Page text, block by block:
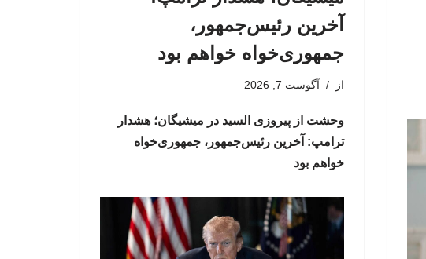
آخرین رئیس‌جمهور،
جمهوری‌خواه خواهم بود
از آگوست 7, 2026
وحشت از پیروزی السید در میشیگان؛ هشدار
ترامپ: آخرین رئیس‌جمهور، جمهوری‌خواه
خواهم بود